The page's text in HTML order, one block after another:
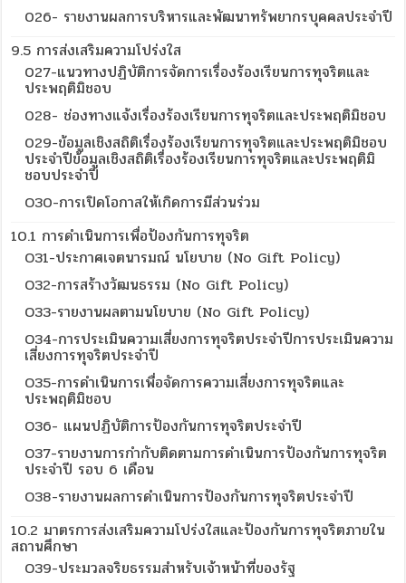
026- รายงานผลการบริหารและพัฒนาทรัพยากรบุคคลประจำปี
9.5 การส่งเสริมความโปร่งใส
027-แนวทางปฏิบัติการจัดการเรื่องร้องเรียนการทุจริตและ
ประพฤติมิชอบ
028- ช่องทางแจ้งเรื่องร้องเรียนการทุจริตและประพฤติมิชอบ
029-ข้อมูลเชิงสถิติเรื่องร้องเรียนการทุจริตและประพฤติมิชอบ
ประจำปีข้อมูลเชิงสถิติเรื่องร้องเรียนการทุจริตและประพฤติมิ
ชอบประจำปี
O30-การเปิดโอกาสให้เกิดการมีส่วนร่วม
10.1 การดำเนินการเพื่อป้องกันการทุจริต
O31-ประกาศเจตนารมณ์ นโยบาย (No Gift Policy)
O32-การสร้างวัฒนธรรม (No Gift Policy)
O33-รายงานผลตามนโยบาย (No Gift Policy)
O34-การประเมินความเสี่ยงการทุจริตประจำปีการประเมินความ
เสี่ยงการทุจริตประจำปี
O35-การดำเนินการเพื่อจัดการความเสี่ยงการทุจริตและ
ประพฤติมิชอบ
O36- แผนปฏิบัติการป้องกันการทุจริตประจำปี
O37-รายงานการกำกับติดตามการดำเนินการป้องกันการทุจริต
ประจำปี รอบ 6 เดือน
O38-รายงานผลการดำเนินการป้องกันการทุจริตประจำปี
10.2 มาตรการส่งเสริมความโปร่งใสและป้องกันการทุจริตภายใน
สถานศึกษา
O39-ประมวลจริยธรรมสำหรับเจ้าหน้าที่ของรัฐ